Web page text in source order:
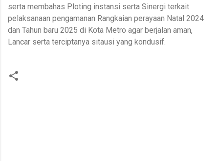
serta membahas Ploting instansi serta Sinergi terkait
pelaksanaan pengamanan Rangkaian perayaan Natal 2024
dan Tahun baru 2025 di Kota Metro agar berjalan aman,
Lancar serta terciptanya sitausi yang kondusif.